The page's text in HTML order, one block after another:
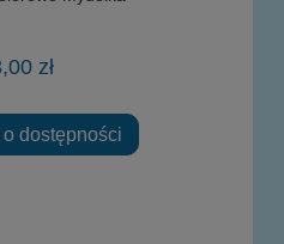
zł
dostępności